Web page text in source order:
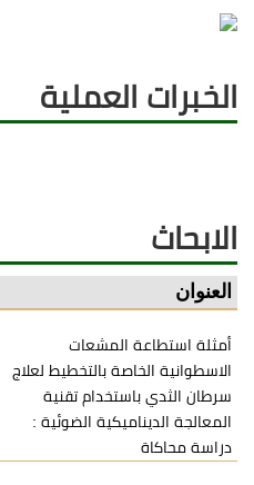
الخبرات العملية
الابحاث
العنوان
أمثلة استطاعة المشعات
الاسطوانية الخاصة بالتخطيط لعلاج
سرطان الثدي باستخدام تقنية
المعالجة الديناميكية الضوئية :
دراسة محاكاة